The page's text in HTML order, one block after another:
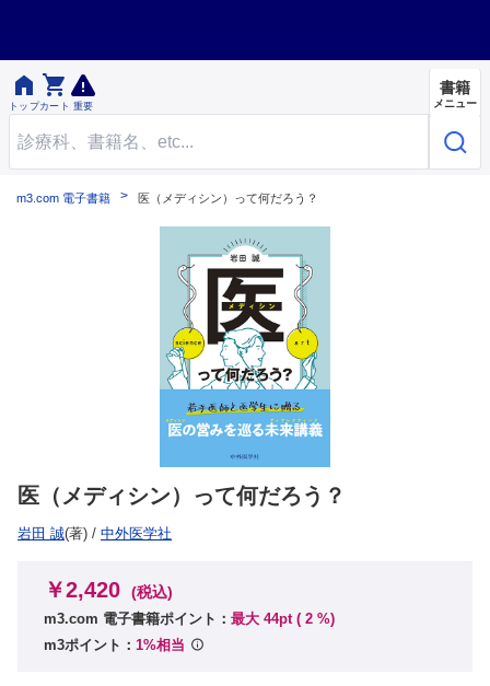

トップ

カート 重要
書籍
メニュー
m3.com 電子書籍 医（メディシン）って何だろう？
医（メディシン）って何だろう？
岩田 誠(著) / 中外医学社
￥2,420 (税込)
m3.com 電子書籍ポイント： 最大 44pt ( 2 %)
m3ポイント： 1%相当